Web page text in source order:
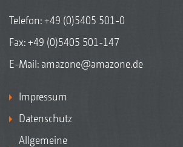
Telefon:+49 (0)5405 501-0
Fax: +49 (0)5405 501-147
E-Mail: amazone@amazone.de
Impressum
Datenschutz
Allgemeine